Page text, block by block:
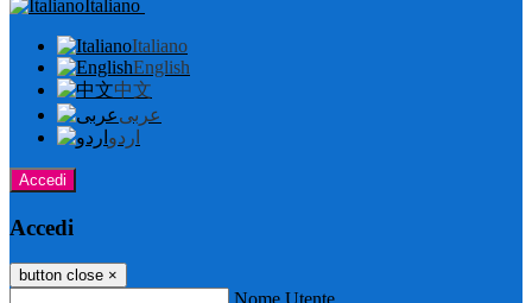
Italiano
Italiano
English
中文
عربى
اردو
Accedi
Accedi
button close ×